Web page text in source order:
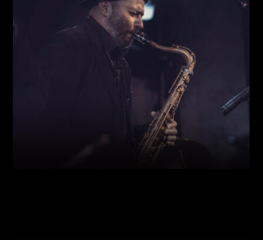
Богдан Кравчук (Саксофон
,) Олександр Ємець